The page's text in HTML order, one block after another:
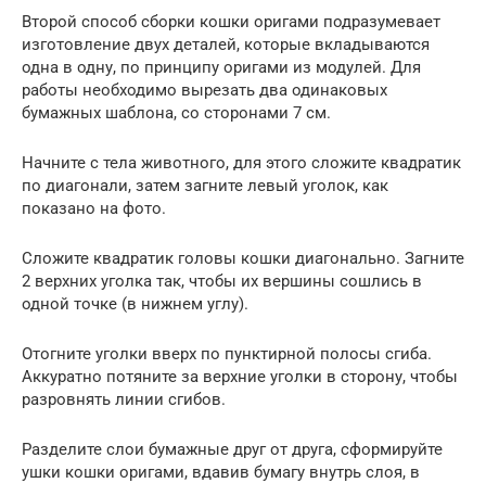
Второй способ сборки кошки оригами подразумевает
изготовление двух деталей, которые вкладываются
одна в одну, по принципу оригами из модулей. Для
работы необходимо вырезать два одинаковых
бумажных шаблона, со сторонами 7 см.
Начните с тела животного, для этого сложите квадратик
по диагонали, затем загните левый уголок, как
показано на фото.
Сложите квадратик головы кошки диагонально. Загните
2 верхних уголка так, чтобы их вершины сошлись в
одной точке (в нижнем углу).
Отогните уголки вверх по пунктирной полосы сгиба.
Аккуратно потяните за верхние уголки в сторону, чтобы
разровнять линии сгибов.
Разделите слои бумажные друг от друга, сформируйте
ушки кошки оригами, вдавив бумагу внутрь слоя, в